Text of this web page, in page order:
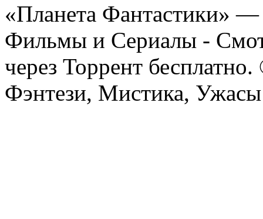
«Планета Фантастики»
Фильмы и Сериалы -
через Торрент
Фэнтези, Мистика,